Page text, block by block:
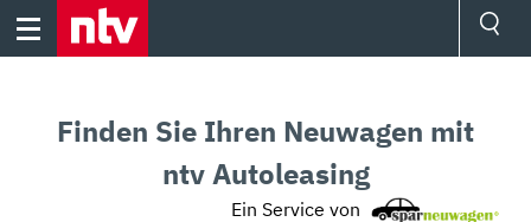
Skip
Finden Sie Ihren Neuwagen mit
ntv Autoleasing
Ein Service von